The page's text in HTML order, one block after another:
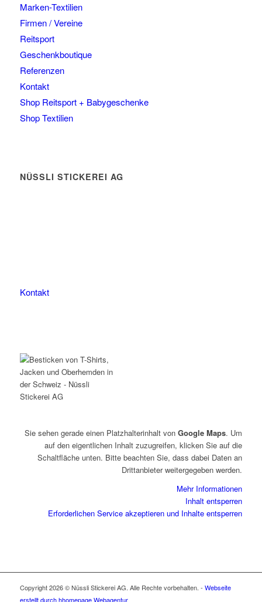
Marken-Textilien
Firmen / Vereine
Reitsport
Geschenkboutique
Referenzen
Kontakt
Shop Reitsport + Babygeschenke
Shop Textilien
NÜSSLI STICKEREI AG
Kontakt
Sie sehen gerade einen Platzhalterinhalt vonGoogle Maps. Um
auf den eigentlichen Inhalt zuzugreifen, klicken Sie auf die
Schaltfläche unten. Bitte beachten Sie, dass dabei Daten an
Drittanbieter weitergegeben werden.
Mehr Informationen
Inhalt entsperren
Erforderlichen Service akzeptieren und Inhalte entsperren
Copyright 2026 © Nüssli Stickerei AG. Alle Rechte vorbehalten. - Webseite
erstellt durch hhomepage Webagentur